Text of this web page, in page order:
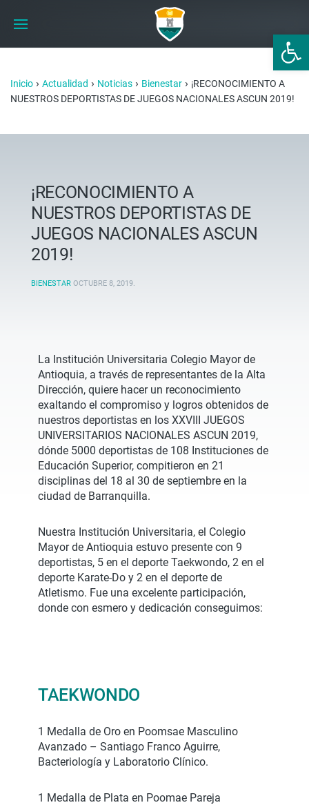
Abrir
Inicio › Actualidad › Noticias › Bienestar › ¡RECONOCIMIENTO A
NUESTROS DEPORTISTAS DE JUEGOS NACIONALES ASCUN 2019!
¡RECONOCIMIENTO A
NUESTROS DEPORTISTAS DE
JUEGOS NACIONALES ASCUN
2019!
BIENESTAR OCTUBRE 8, 2019.
La Institución Universitaria Colegio Mayor de
Antioquia, a través de representantes de la Alta
Dirección, quiere hacer un reconocimiento
exaltando el compromiso y logros obtenidos de
nuestros deportistas en los XXVIII JUEGOS
UNIVERSITARIOS NACIONALES ASCUN 2019,
dónde 5000 deportistas de 108 Instituciones de
Educación Superior, compitieron en 21
disciplinas del 18 al 30 de septiembre en la
ciudad de Barranquilla.
Nuestra Institución Universitaria, el Colegio
Mayor de Antioquia estuvo presente con 9
deportistas, 5 en el deporte Taekwondo, 2 en el
deporte Karate-Do y 2 en el deporte de
Atletismo. Fue una excelente participación,
donde con esmero y dedicación conseguimos:
TAEKWONDO
1 Medalla de Oro en Poomsae Masculino
Avanzado – Santiago Franco Aguirre,
Bacteriología y Laboratorio Clínico.
1 Medalla de Plata en Poomae Pareja